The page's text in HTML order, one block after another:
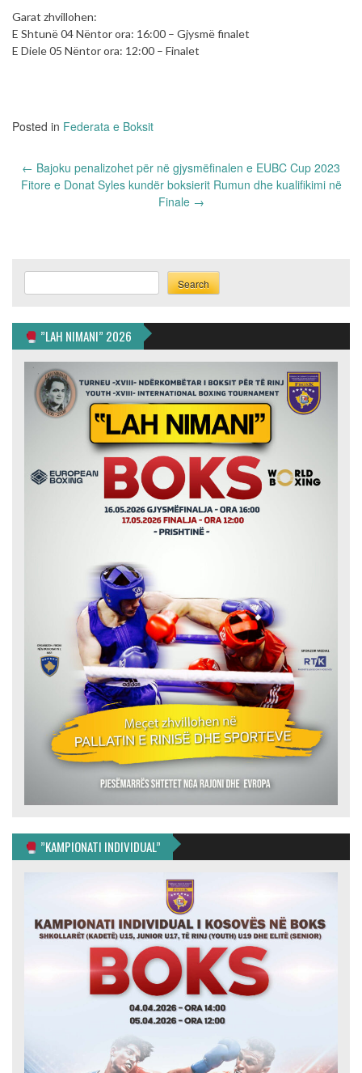
Garat zhvillohen:
E Shtunë 04 Nëntor ora: 16:00 – Gjysmë finalet
E Diele 05 Nëntor ora: 12:00 – Finalet
Posted in Federata e Boksit
Post
navigation
← Bajoku penalizohet për në gjysmëfinalen e EUBC Cup 2023
Fitore e Donat Syles kundër boksierit Rumun dhe kualifikimi në
Finale →
Search
”LAH NIMANI” 2026
”KAMPIONATI INDIVIDUAL”